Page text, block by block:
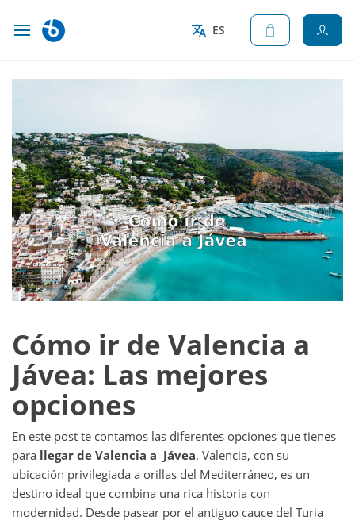
ES
Cómo ir de Valencia a
Jávea: Las mejores
opciones
En este post te contamos las diferentes opciones que tienes
para llegar de Valencia a Jávea. Valencia, con su
ubicación privilegiada a orillas del Mediterráneo, es un
destino ideal que combina una rica historia con
modernidad. Desde pasear por el antiguo cauce del Turia